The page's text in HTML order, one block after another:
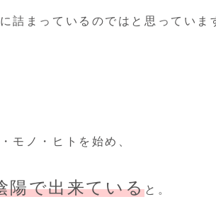
詰まっているのではと思っていま
モノ・ヒトを始め、
陽で出来ていると。